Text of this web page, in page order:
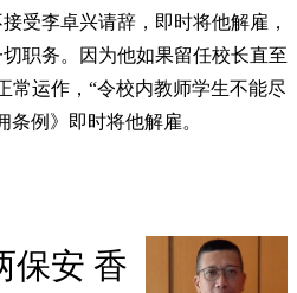
受李卓兴请辞，即时将他解雇，
职务。因为他如果留任校长直至
常运作，“令校内教师学生不能尽
例》即时将他解雇。
保安 香